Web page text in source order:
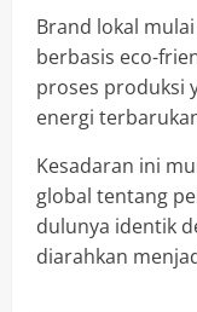
Brand lokal
berbasis eco-
proses produksi
energi
Kesadaran ini
global tentang
dulunya identik
diarahkan